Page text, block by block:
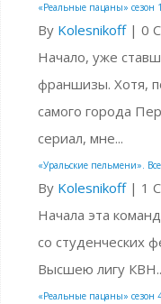
«Реальные пацаны» сезон
By Kolesnikoff| 0
Начало, уже
франшизы. Хотя,
самого города
сериал, мне...
«Уральские пельмени».
By Kolesnikoff| 1
Начала эта
со студенческих
Высшею лигу
«Реальные пацаны» сезон